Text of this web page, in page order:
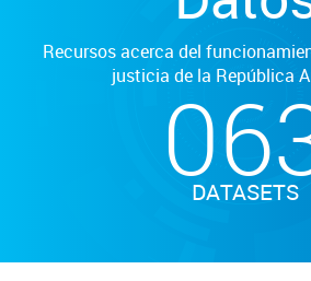
Recursos acerca del
justicia de la República
DATASETS